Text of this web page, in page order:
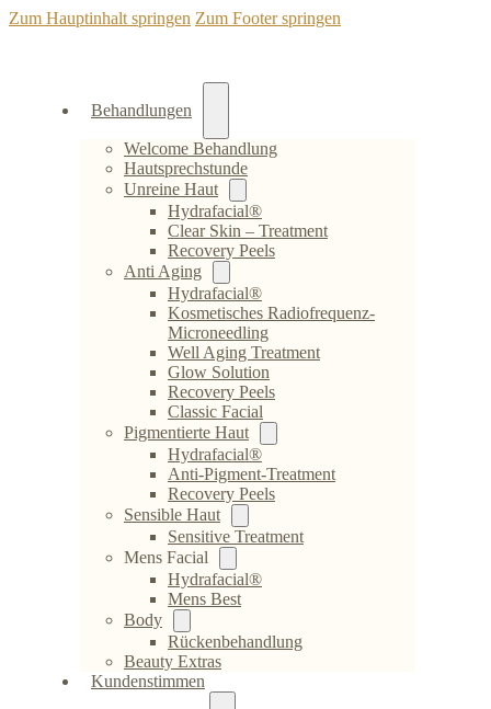
Zum Hauptinhalt springen Zum Footer springen
Behandlungen
Welcome Behandlung
Hautsprechstunde
Unreine Haut
Hydrafacial®
Clear Skin – Treatment
Recovery Peels
Anti Aging
Hydrafacial®
Kosmetisches Radiofrequenz-
Microneedling
Well Aging Treatment
Glow Solution
Recovery Peels
Classic Facial
Pigmentierte Haut
Hydrafacial®
Anti-Pigment-Treatment
Recovery Peels
Sensible Haut
Sensitive Treatment
Mens Facial
Hydrafacial®
Mens Best
Body
Rückenbehandlung
Beauty Extras
Kundenstimmen